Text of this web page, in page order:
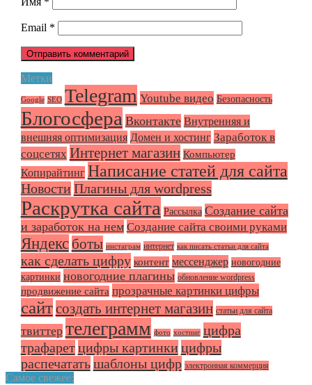
Email *
Метки
Google SEO Telegram Youtube видео Безопасность
Блогосфера Вконтакте Внутренняя и
внешняя оптимизация Домен и хостинг Заработок в
соцсетях Интернет магазин Компьютер
Копирайтинг Написание статей для сайта
Новости Плагины для wordpress
Раскрутка сайта Рассылка Создание сайта
и заработок на нем Создание сайта своими руками
Яндекс боты инстаграм интернет как писать статьи для сайта
как сделать цифру контент мессенджер новогодние
картинки новогодние плагины обновление wordpress
продвижение сайта прозрачные картинки цифры
сайтсоздать интернет магазин статьи для сайта
твиттер телеграмм фото хостинг цифра
трафарет цифры картинки цифры
распечатать шаблоны цифр электронная коммерция
Самое свежее: